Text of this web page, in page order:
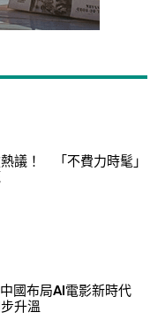
議！ 「不費力時髦」
國布局AI電影新時代
升溫